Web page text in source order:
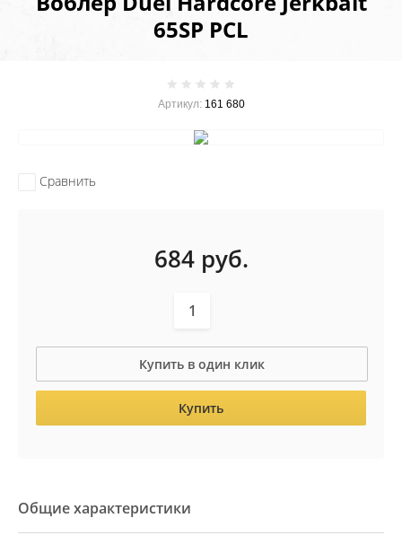
65SP PCL
Артикул:161 680
Сравнить
684руб.
Купить в один клик
Купить
Общие характеристики